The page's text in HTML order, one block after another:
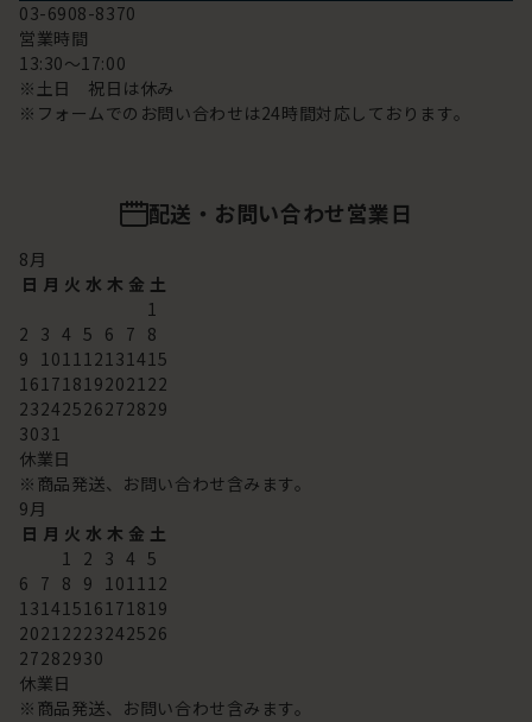
03-6908-8370
営業時間
13:30～17:00
※土日 祝日は休み
※フォームでのお問い合わせは24時間対応しております。
配送・お問い合わせ営業日
8月
日 月 火 水 木 金 土
1
2 3 4 5 6 7 8
9 101112131415
16171819202122
23242526272829
3031
休業日
※商品発送、お問い合わせ含みます。
9月
日 月 火 水 木 金 土
1 2 3 4 5
6 7 8 9 101112
13141516171819
20212223242526
27282930
休業日
※商品発送、お問い合わせ含みます。